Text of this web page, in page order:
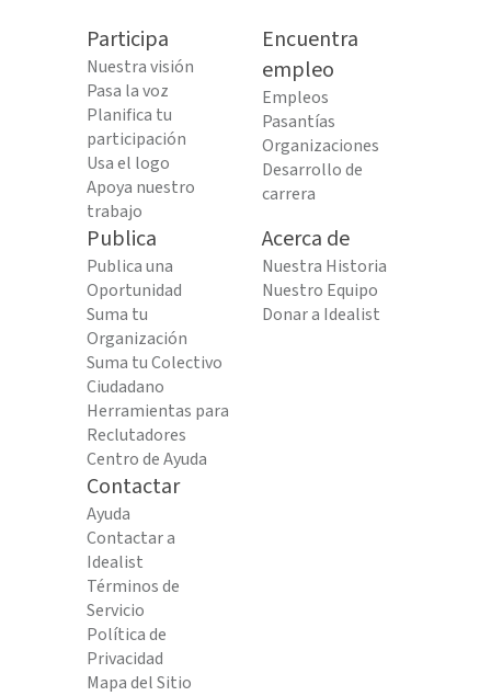
Participa
Nuestra visión
Pasa la voz
Planifica tu
participación
Usa el logo
Apoya nuestro
trabajo
Encuentra
empleo
Empleos
Pasantías
Organizaciones
Desarrollo de
carrera
Publica
Publica una
Oportunidad
Suma tu
Organización
Suma tu Colectivo
Ciudadano
Herramientas para
Reclutadores
Centro de Ayuda
Acerca de
Nuestra Historia
Nuestro Equipo
Donar a Idealist
Contactar
Ayuda
Contactar a
Idealist
Términos de
Servicio
Política de
Privacidad
Mapa del Sitio